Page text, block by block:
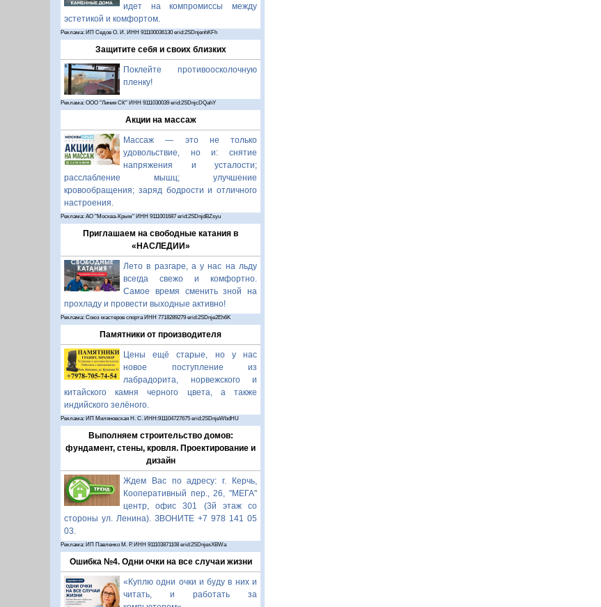
идет на компромиссы между
эстетикой и комфортом.
Реклама: ИП Седов О. И. ИНН 911100036130 erid:2SDnjenhKFh
Защитите себя и своих близких
Поклейте противоосколочную
пленку!
Реклама: ООО "Линия СК" ИНН 9111030039 erid:2SDnjcDQahY
Акции на массаж
Массаж — это не только
удовольствие, но и: снятие
напряжения и усталости;
расслабление мышц; улучшение
кровообращения; заряд бодрости и отличного
настроения.
Реклама: АО "Москва-Крым" ИНН 9111001687 erid:2SDnjdBZsyu
Приглашаем на свободные катания в
«НАСЛЕДИИ»
Лето в разгаре, а у нас на льду
всегда свежо и комфортно.
Самое время сменить зной на
прохладу и провести выходные активно!
Реклама: Союз мастеров спорта ИНН 7718289279 erid:2SDnje2Eh6K
Памятники от производителя
Цены ещё старые, но у нас
новое поступление из
лабрадорита, норвежского и
китайского камня черного цвета, а также
индийского зелёного.
Реклама: ИП Миляновская Н. С. ИНН:911104727675 erid:2SDnjeWbdHU
Выполняем строительство домов:
фундамент, стены, кровля. Проектирование и
дизайн
Ждем Вас по адресу: г. Керчь,
Кооперативный пер., 26, "МЕГА"
центр, офис 301 (3й этаж со
стороны ул. Ленина). ЗВОНИТЕ +7 978 141 05
03.
Реклама: ИП Павленко М. Р. ИНН 911103871108 erid:2SDnjesXBWa
Ошибка №4. Одни очки на все случаи жизни
«Куплю одни очки и буду в них и
читать, и работать за